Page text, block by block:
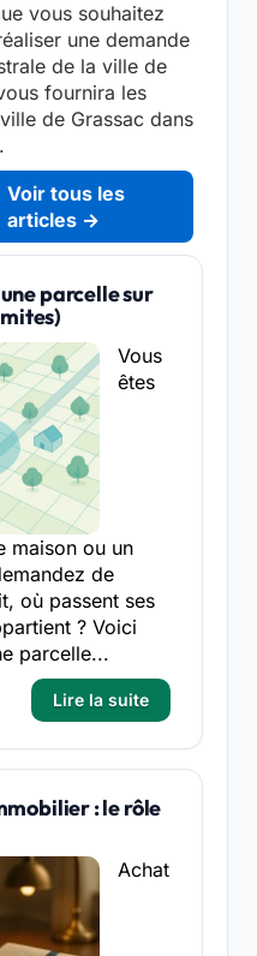
vous souhaitez
une demande
de la ville de
fournira les
de Grassac dans
Voir tous les
articles →
parcelle sur
Vous
êtes
maison ou un
de
où passent ses
? Voici
parcelle...
Lire la suite
: le rôle
Achat